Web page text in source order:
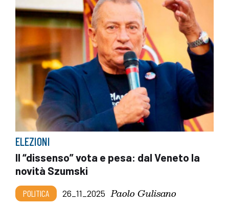
ELEZIONI
Il “dissenso” vota e pesa: dal Veneto la
novità Szumski
POLITICA 26_11_2025 Paolo Gulisano